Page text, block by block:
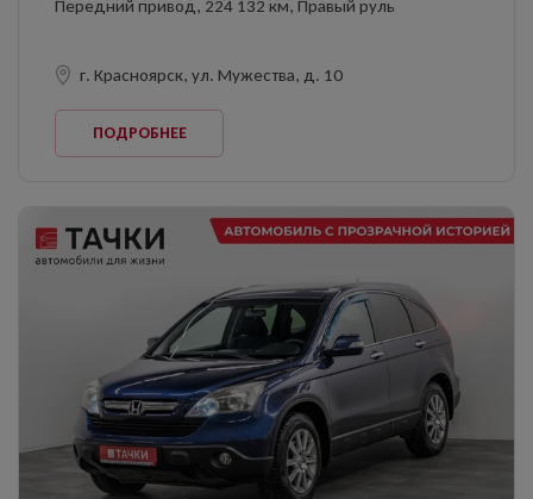
Передний привод, 224 132 км, Правый руль
г. Красноярск, ул. Мужества, д. 10
ПОДРОБНЕЕ